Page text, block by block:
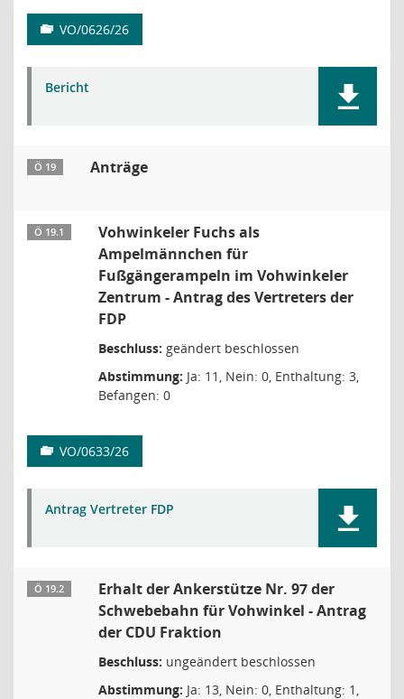
VO/0626/26
Bericht
Ö 19 Anträge
Ö 19.1
Vohwinkeler Fuchs als
Ampelmännchen für
Fußgängerampeln im Vohwinkeler
Zentrum - Antrag des Vertreters der
FDP
Beschluss: geändert beschlossen
Abstimmung: Ja: 11, Nein: 0, Enthaltung: 3,
Befangen: 0
VO/0633/26
Antrag Vertreter FDP
Ö 19.2
Erhalt der Ankerstütze Nr. 97 der
Schwebebahn für Vohwinkel - Antrag
der CDU Fraktion
Beschluss: ungeändert beschlossen
Abstimmung: Ja: 13, Nein: 0, Enthaltung: 1,